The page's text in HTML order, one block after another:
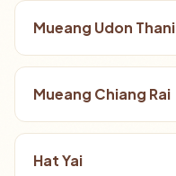
Mueang Udon Thani
Mueang Chiang Rai
Hat Yai